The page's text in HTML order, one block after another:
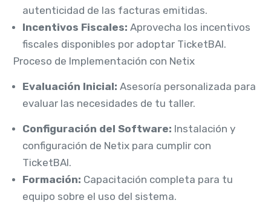
autenticidad de las facturas emitidas.
Incentivos Fiscales: Aprovecha los incentivos
fiscales disponibles por adoptar TicketBAI.
Proceso de Implementación con Netix
Evaluación Inicial: Asesoría personalizada para
evaluar las necesidades de tu taller.
Configuración del Software: Instalación y
configuración de Netix para cumplir con
TicketBAI.
Formación: Capacitación completa para tu
equipo sobre el uso del sistema.